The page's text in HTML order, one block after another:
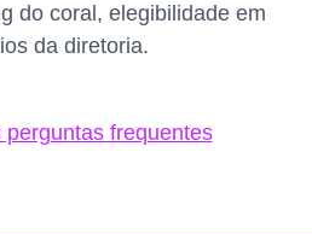
do coral, elegibilidade em
da diretoria.
perguntas frequentes